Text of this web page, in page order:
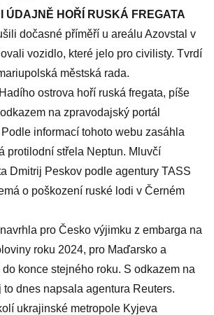
ÚDAJNĚ HOŘÍ RUSKÁ FREGATA
dočasné příměří u areálu Azovstal v
vozidlo, které jelo pro civilisty. Tvrdí
městská rada.
ostrova hoří ruská fregata, píše
na zpravodajský portál
informací tohoto webu zasáhla
protilodní střela Neptun. Mluvčí
Dmitrij Peskov podle agentury TASS
o poškození ruské lodi v Černém
pro Česko výjimku z embarga na
roku 2024, pro Maďarsko a
konce stejného roku. S odkazem na
dnes napsala agentura Reuters.
ukrajinské metropole Kyjeva